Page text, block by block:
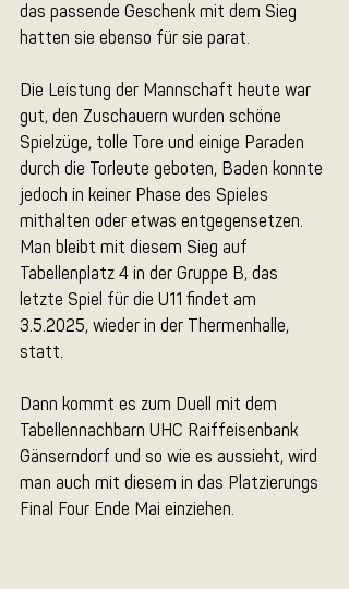
das passende Geschenk mit dem Sieg
hatten sie ebenso für sie parat.
Die Leistung der Mannschaft heute war
gut, den Zuschauern wurden schöne
Spielzüge, tolle Tore und einige Paraden
durch die Torleute geboten, Baden konnte
jedoch in keiner Phase des Spieles
mithalten oder etwas entgegensetzen.
Man bleibt mit diesem Sieg auf
Tabellenplatz 4 in der Gruppe B, das
letzte Spiel für die U11 findet am
3.5.2025, wieder in der Thermenhalle,
statt.
Dann kommt es zum Duell mit dem
Tabellennachbarn UHC Raiffeisenbank
Gänserndorf und so wie es aussieht, wird
man auch mit diesem in das Platzierungs
Final Four Ende Mai einziehen.